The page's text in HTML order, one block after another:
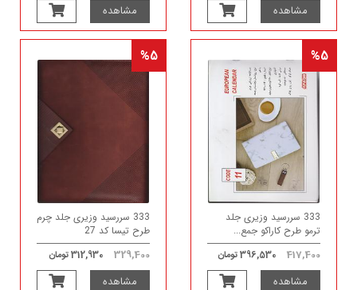
مشاهده مشاهده
%5
333 سررسید وزیری جلد
ترمو طرح کاراکو جمع...
417,400 396,530 تومان
مشاهده
%5
333 سررسید وزیری جلد چرم
طرح تیسا کد 27
329,400 312,930 تومان
مشاهده